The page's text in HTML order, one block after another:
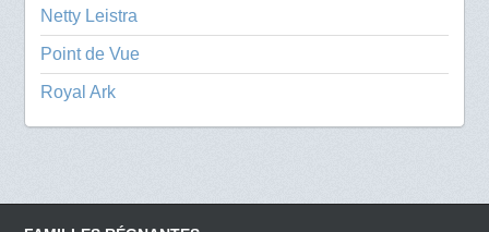
Netty Leistra
Point de Vue
Royal Ark